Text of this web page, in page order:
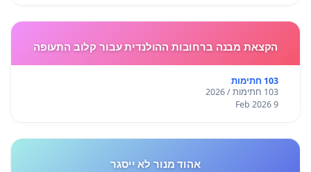
הקצאת מבנה ברחובות ההולנדית עבור קלוב התעופה
103 חתימות
103 חתימות / 2026
9 Feb 2026
אהוד מנור לא ייסגר